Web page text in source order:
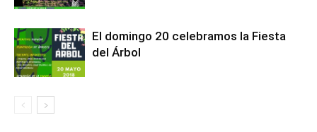
El domingo 20 celebramos la Fiesta
del Árbol